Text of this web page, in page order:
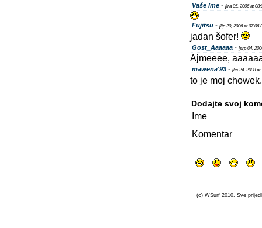
Vaše ime - [tra 05, 2006 at
Fujitsu - [lip 20, 2006 at 07:06
jadan šofer!
Gost_Aaaaaa - [srp 04,
Ajmeeee,
mawena'93 - [lis 24, 2008 at
to je moj
Dodajte svoj
Ime
Komentar
(c) WSurf 2010. Sve